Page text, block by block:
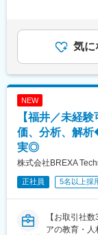
当社から配
く、特別な取
況となってい
また過度な残
■スキルUPで
スキルを上げ
定性的な評価
変更の範囲：
担当していた
■業務詳細：
◇現場に赴い
◇CADを用い
◇現場の機械
◇不良原因の
※これらに付
■当社だから
＜お取引社数
同業他社と比
占のプロジ
あります。
年目：年収
収1,000万円
の金額であり
額)は固定手
気に
NEW
【福井／未経
価、分析、解
実◎
株式会社BREXA
正社員 5名以上採
【お取引社
アの教育・